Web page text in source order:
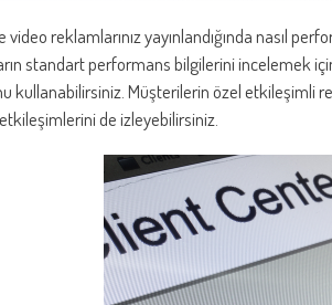
video reklamlarınız yayınlandığında nasıl
standart performans bilgilerini incelemek
kullanabilirsiniz. Müşterilerin özel etkileşimli
de izleyebilirsiniz.